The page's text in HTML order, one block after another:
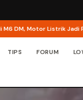
Motor Listrik Jadi
TIPS FORUM